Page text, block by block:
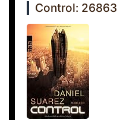
Control: 26863